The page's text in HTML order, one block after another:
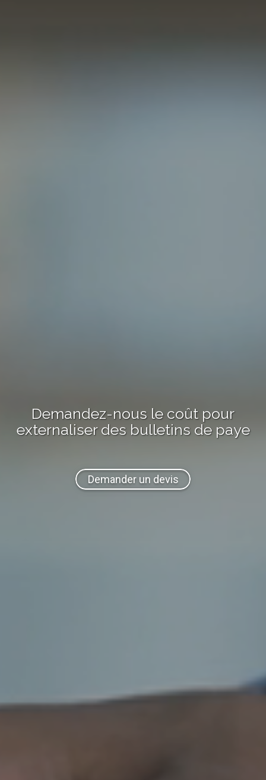
Demandez-nous le coût pour
externaliser des bulletins de paye
Demander un devis